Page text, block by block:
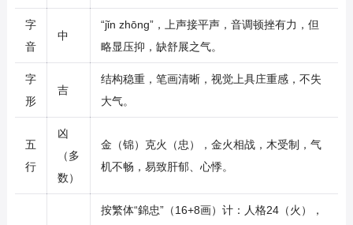
字
音
中
“jǐn zhōng”，上声接平声，音调顿挫有力，但
略显压抑，缺舒展之气。
字
形
吉
结构稳重，笔画清晰，视觉上具庄重感，不失
大气。
五
行
凶
（多
数）
金（锦）克火（忠），金火相战，木受制，气
机不畅，易致肝郁、心悸。
按繁体“錦忠”（16+8画）计：人格24（火），